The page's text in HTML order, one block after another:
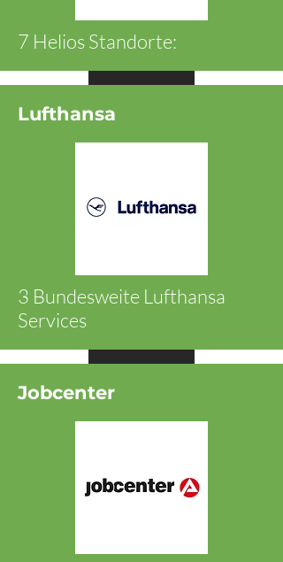
7 Helios Standorte:
Ansehen
Lufthansa
3 Bundesweite Lufthansa
Services
Ansehen
Jobcenter